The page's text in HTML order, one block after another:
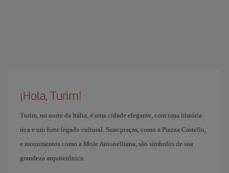
¡Hola, Turim!
Turim, no norte da Itália, é uma cidade elegante, com uma história
rica e um forte legado cultural. Suas praças, como a Piazza Castello,
e monumentos como a Mole Antonelliana, são símbolos de sua
grandeza arquitetônica.